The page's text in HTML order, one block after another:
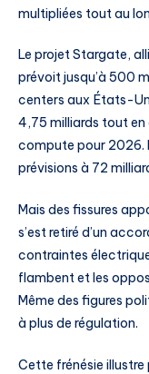
multipliées tout au
Le projet Stargate,
prévoit jusqu’à 500
centers aux États-
4,75 milliards tout en
compute pour 2026.
prévisions à 72
Mais des fissures
s’est retiré d’un
contraintes
flambent et les
Même des figures
à plus de régulation.
Cette frénésie